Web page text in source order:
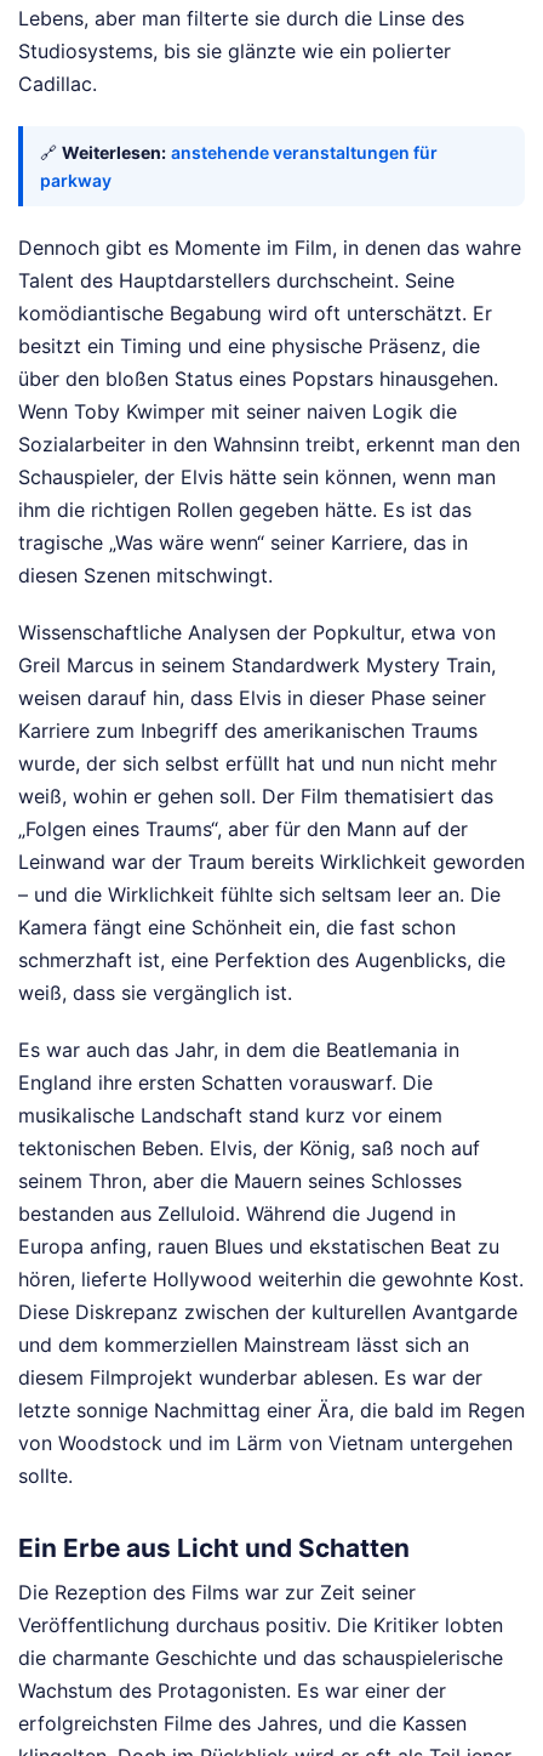
Lebens, aber man filterte sie durch die Linse des
Studiosystems, bis sie glänzte wie ein polierter
Cadillac.
🔗 Weiterlesen: anstehende veranstaltungen für
parkway
Dennoch gibt es Momente im Film, in denen das wahre
Talent des Hauptdarstellers durchscheint. Seine
komödiantische Begabung wird oft unterschätzt. Er
besitzt ein Timing und eine physische Präsenz, die
über den bloßen Status eines Popstars hinausgehen.
Wenn Toby Kwimper mit seiner naiven Logik die
Sozialarbeiter in den Wahnsinn treibt, erkennt man den
Schauspieler, der Elvis hätte sein können, wenn man
ihm die richtigen Rollen gegeben hätte. Es ist das
tragische „Was wäre wenn“ seiner Karriere, das in
diesen Szenen mitschwingt.
Wissenschaftliche Analysen der Popkultur, etwa von
Greil Marcus in seinem Standardwerk Mystery Train,
weisen darauf hin, dass Elvis in dieser Phase seiner
Karriere zum Inbegriff des amerikanischen Traums
wurde, der sich selbst erfüllt hat und nun nicht mehr
weiß, wohin er gehen soll. Der Film thematisiert das
„Folgen eines Traums“, aber für den Mann auf der
Leinwand war der Traum bereits Wirklichkeit geworden
– und die Wirklichkeit fühlte sich seltsam leer an. Die
Kamera fängt eine Schönheit ein, die fast schon
schmerzhaft ist, eine Perfektion des Augenblicks, die
weiß, dass sie vergänglich ist.
Es war auch das Jahr, in dem die Beatlemania in
England ihre ersten Schatten vorauswarf. Die
musikalische Landschaft stand kurz vor einem
tektonischen Beben. Elvis, der König, saß noch auf
seinem Thron, aber die Mauern seines Schlosses
bestanden aus Zelluloid. Während die Jugend in
Europa anfing, rauen Blues und ekstatischen Beat zu
hören, lieferte Hollywood weiterhin die gewohnte Kost.
Diese Diskrepanz zwischen der kulturellen Avantgarde
und dem kommerziellen Mainstream lässt sich an
diesem Filmprojekt wunderbar ablesen. Es war der
letzte sonnige Nachmittag einer Ära, die bald im Regen
von Woodstock und im Lärm von Vietnam untergehen
sollte.
Ein Erbe aus Licht und Schatten
Die Rezeption des Films war zur Zeit seiner
Veröffentlichung durchaus positiv. Die Kritiker lobten
die charmante Geschichte und das schauspielerische
Wachstum des Protagonisten. Es war einer der
erfolgreichsten Filme des Jahres, und die Kassen